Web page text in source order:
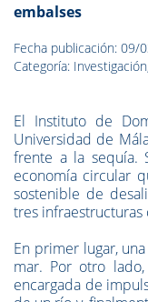
embalses
Fecha publicación: 09/
Categoría:
El Instituto de
Universidad de
frente a la sequía.
economía circular
sostenible de
tres infraestructuras
En primer lugar,
mar. Por otro
encargada de